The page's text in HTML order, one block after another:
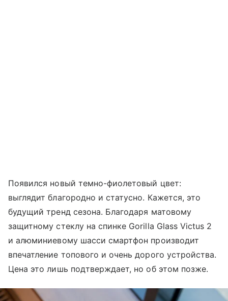
Появился новый темно-фиолетовый цвет:
выглядит благородно и статусно. Кажется, это
будущий тренд сезона. Благодаря матовому
защитному стеклу на спинке Gorilla Glass Victus 2
и алюминиевому шасси смартфон производит
впечатление топового и очень дорого устройства.
Цена это лишь подтверждает, но об этом позже.